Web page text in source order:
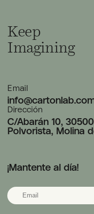
Keep
Imagining
Email
Dirección
C/Abarán 10,
Polvorista, Molina
¡Mantente al día!